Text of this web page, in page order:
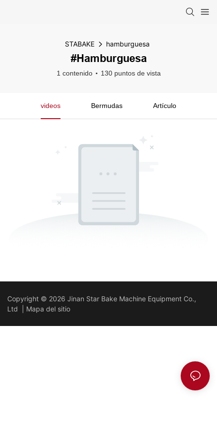
STABAKE hamburguesa
#hamburguesa
1 contenido 130 puntos de vista
videos Bermudas Artículo
Copyright © 2026 Jinan Star Bake Machine Equipment Co.,
Ltd | Mapa del sitio